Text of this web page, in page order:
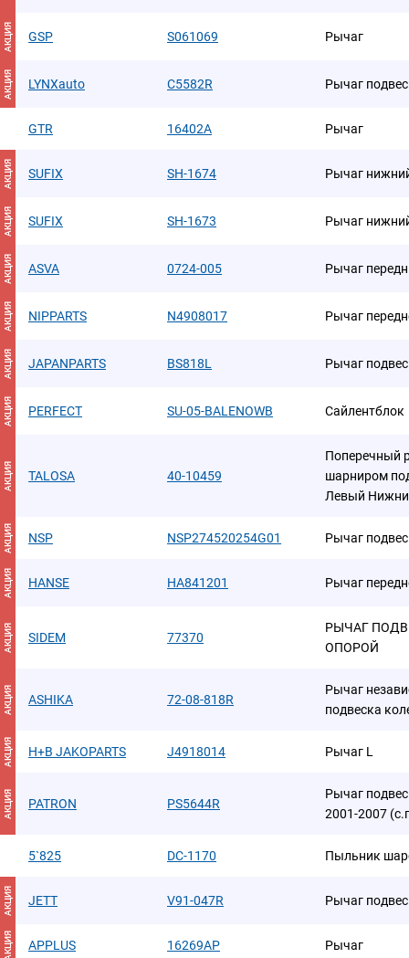
АКЦИЯ GSP S061069 Рычаг
АКЦИЯ LYNXauto C5582R Рычаг
GTR 16402A Рычаг
АКЦИЯ SUFIX SH-1674 Рычаг
АКЦИЯ SUFIX SH-1673 Рычаг
АКЦИЯ ASVA 0724-005 Рычаг
АКЦИЯ NIPPARTS N4908017 Рычаг
АКЦИЯ JAPANPARTS BS818L Рычаг
АКЦИЯ PERFECT SU-05-BALENOWB Сайлентблок
АКЦИЯ TALOSA 40-10459
Поперечный
шарниром
Левый
АКЦИЯ NSP NSP274520254G01 Рычаг
АКЦИЯ HANSE HA841201 Рычаг
АКЦИЯ SIDEM 77370
РЫЧАГ
ОПОРОЙ
АКЦИЯ ASHIKA 72-08-818R
Рычаг
подвеска
АКЦИЯ H+B JAKOPARTS J4918014 Рычаг L
АКЦИЯ PATRON PS5644R
Рычаг
2001-2007
5`825 DC-1170 Пыльник
АКЦИЯ JETT V91-047R Рычаг
АКЦИЯ APPLUS 16269AP Рычаг